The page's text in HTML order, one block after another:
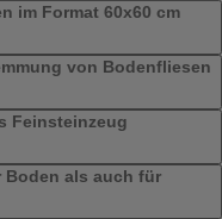
im Format 60x60 cm
von Bodenfliesen
Feinsteinzeug
Boden als auch für